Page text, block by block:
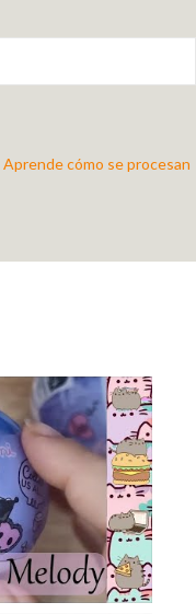
Aprende cómo se procesan